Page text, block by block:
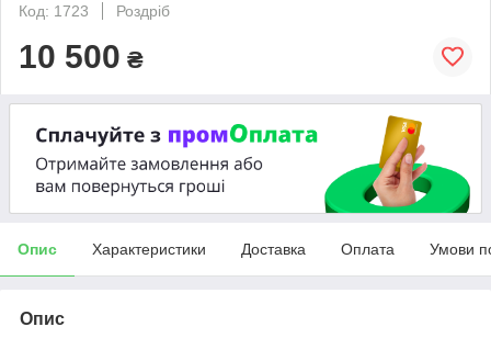
Код: 1723
Роздріб
10 500 ₴
Опис Характеристики Доставка Оплата Умови
Опис